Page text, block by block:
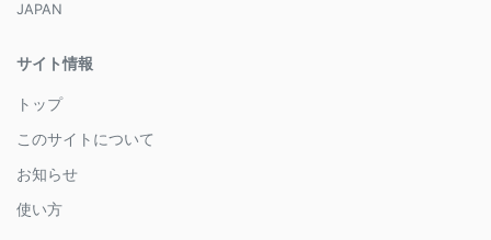
JAPAN
サイト情報
トップ
このサイトについて
お知らせ
使い方